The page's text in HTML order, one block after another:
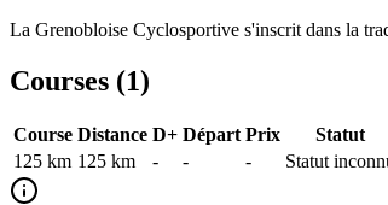
La Grenobloise Cyclosportive s'inscrit dans la
Courses (1)
Course Distance D+ Départ Prix
Statut
125 km 125 km - - - Statut